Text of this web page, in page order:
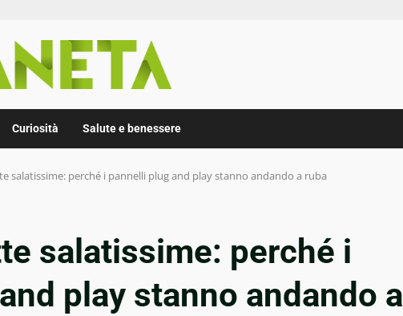
Curiosità Salute e benessere
salatissime: perché i pannelli plug and play stanno andando a ruba
salatissime: perché i
play stanno andando a